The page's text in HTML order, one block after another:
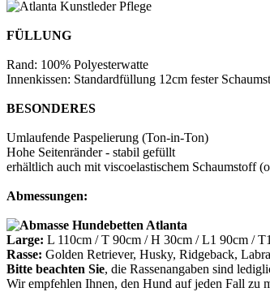
FÜLLUNG
Rand: 100% Polyesterwatte
Innenkissen: Standardfüllung 12cm fester
BESONDERES
Umlaufende Paspelierung (Ton-in-Ton)
Hohe Seitenränder - stabil gefüllt
erhältlich auch mit viscoelastischem Schaumstoff
Abmessungen:
Large: L 110cm / T 90cm / H 30cm / L1 90cm /
Rasse: Golden Retriever, Husky, Ridgeback,
Bitte beachten Sie, die Rassenangaben sind
Wir empfehlen Ihnen, den Hund auf jeden Fall zu